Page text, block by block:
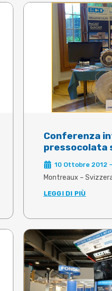
Conferenza
pressocolata
10 Ottobre 2012
Montreaux –
LEGGI DI PIÙ